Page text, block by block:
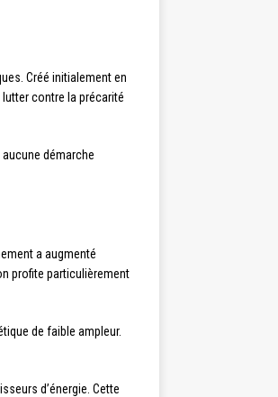
Créé initialement en
contre la précarité
démarche
a augmenté
profite particulièrement
de faible ampleur.
d’énergie. Cette